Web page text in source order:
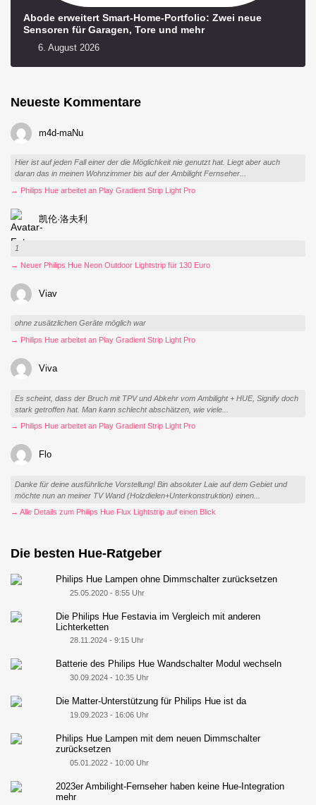
Abode erweitert Smart-Home-Portfolio: Zwei neue
Sensoren für Garagen, Tore und mehr
6. August 2026
Neueste Kommentare
m4d-maNu
Hier ist auf jeden Fall einer der die Möglichkeit nie genutzt hat. Liegt aber auch
daran das in meinen Wohnzimmer bis auf der Ambilight Fernseher...
→ Philips Hue arbeitet an Play Gradient Strip Light Pro
凯伦·洛夫利
1
→ Neuer Philips Hue Neon Outdoor Lightstrip für 130 Euro
Viav
ohne zusätzlichen Geräte möglich war
→ Philips Hue arbeitet an Play Gradient Strip Light Pro
Viva
Es scheint, dass der Bruch mit TPV und Abkehr vom Ambilight + HUE, Signify doch
stark getroffen hat. Man kann schlecht abschätzen, wie viele...
→ Philips Hue arbeitet an Play Gradient Strip Light Pro
Flo
Danke für deine ausführliche Vorstellung! Bin absoluter Laie auf dem Gebiet und
möchte nun an meiner TV Wand (Holzdielen+Unterkonstruktion) einen...
→ Alle Details zum Philips Hue Flux Lightstrip auf einen Blick
Die besten Hue-Ratgeber
Philips Hue Lampen ohne Dimmschalter zurücksetzen
25.05.2020 - 8:55 Uhr
Die Philips Hue Festavia im Vergleich mit anderen
Lichterketten
28.11.2024 - 9:15 Uhr
Batterie des Philips Hue Wandschalter Modul wechseln
30.09.2024 - 10:35 Uhr
Die Matter-Unterstützung für Philips Hue ist da
19.09.2023 - 16:06 Uhr
Philips Hue Lampen mit dem neuen Dimmschalter
zurücksetzen
05.01.2022 - 10:00 Uhr
2023er Ambilight-Fernseher haben keine Hue-Integration
mehr